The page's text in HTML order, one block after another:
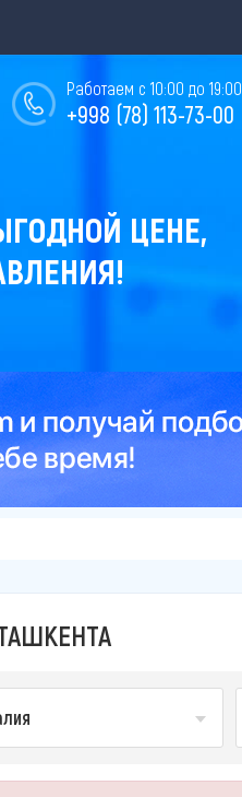
Работаем с 10:00 до 19:00
+998 (78) 113-73-00
ЦЕНЕ,